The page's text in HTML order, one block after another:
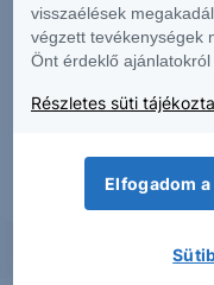
tényezők alakítják, melyre a
hozott döntés
dokumentumban foglaltak –
többszörözése, publikálása,
kiadásuk időpontjában
tájékoztatásról szóló
visszaélések
végzett tevékenységek
Önt érdeklő
Részletes süti
Elfogadom